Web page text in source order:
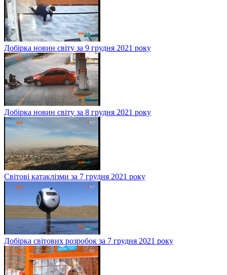
Добірка новин світу за 9 грудня 2021 року
Добірка новин світу за 8 грудня 2021 року
Світові катаклізми за 7 грудня 2021 року
Добірка світових розробок за 7 грудня 2021 року